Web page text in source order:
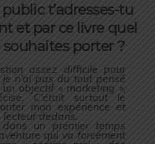
t’adresses-tu
et par ce livre quel
porter ?
assez difficile pour
n’ai pas du tout pensé
objectif « marketing »,
C’était surtout le
mon expérience et
lecteur dedans.
un premier temps
qui va forcément